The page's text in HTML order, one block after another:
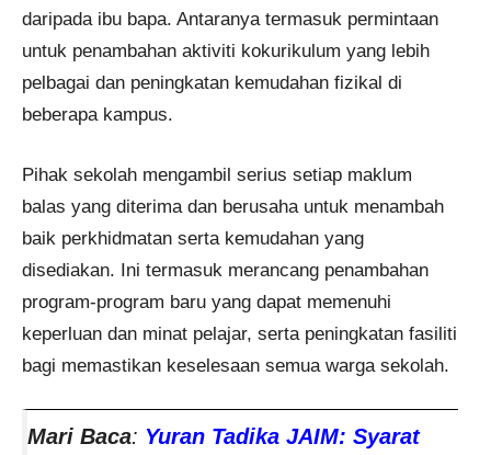
daripada ibu bapa. Antaranya termasuk permintaan
untuk penambahan aktiviti kokurikulum yang lebih
pelbagai dan peningkatan kemudahan fizikal di
beberapa kampus.
Pihak sekolah mengambil serius setiap maklum
balas yang diterima dan berusaha untuk menambah
baik perkhidmatan serta kemudahan yang
disediakan. Ini termasuk merancang penambahan
program-program baru yang dapat memenuhi
keperluan dan minat pelajar, serta peningkatan fasiliti
bagi memastikan keselesaan semua warga sekolah.
Mari Baca: Yuran Tadika JAIM: Syarat